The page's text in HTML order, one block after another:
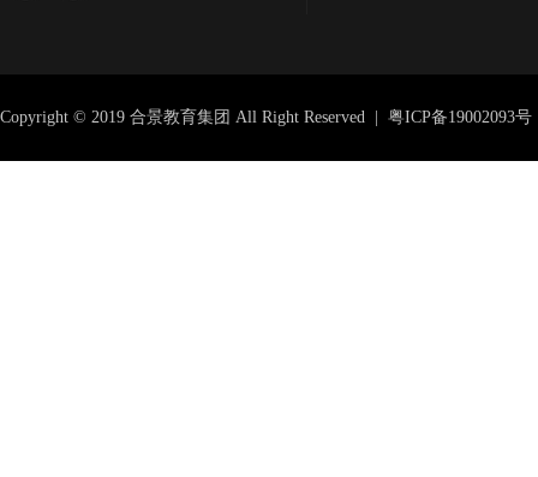
Copyright © 2019 合景教育集团 All Right Reserved | 粤ICP备19002093号